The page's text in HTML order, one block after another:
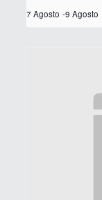
7 Agosto -9 Agosto